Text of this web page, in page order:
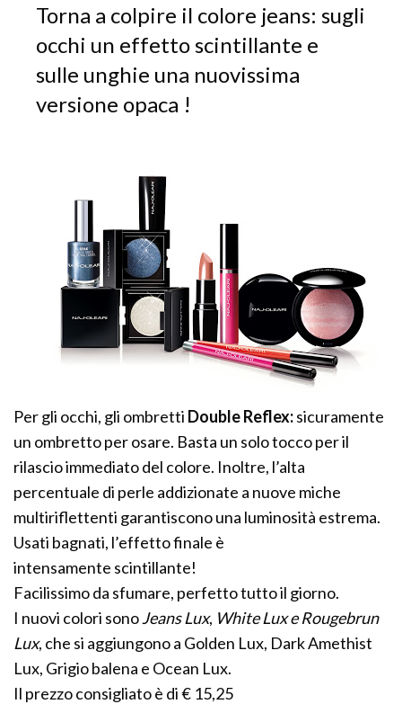
Torna a colpire il colore jeans: sugli
occhi un effetto scintillante e
sulle unghie una nuovissima
versione opaca !
Per gli occhi, gli ombretti Double Reflex:sicuramente
un ombretto per osare. Basta un solo tocco per il
rilascio immediato del colore. Inoltre, l’alta
percentuale di perle addizionate a nuove miche
multiriflettenti garantiscono una luminosità estrema.
Usati bagnati, l’effetto finale è
intensamente scintillante!
Facilissimo da sfumare, perfetto tutto il giorno.
I nuovi colori sonoJeans Lux, White Lux eRougebrun
Lux, che si aggiungono a Golden Lux, Dark Amethist
Lux, Grigio balena e Ocean Lux.
Il prezzo consigliato è di € 15,25